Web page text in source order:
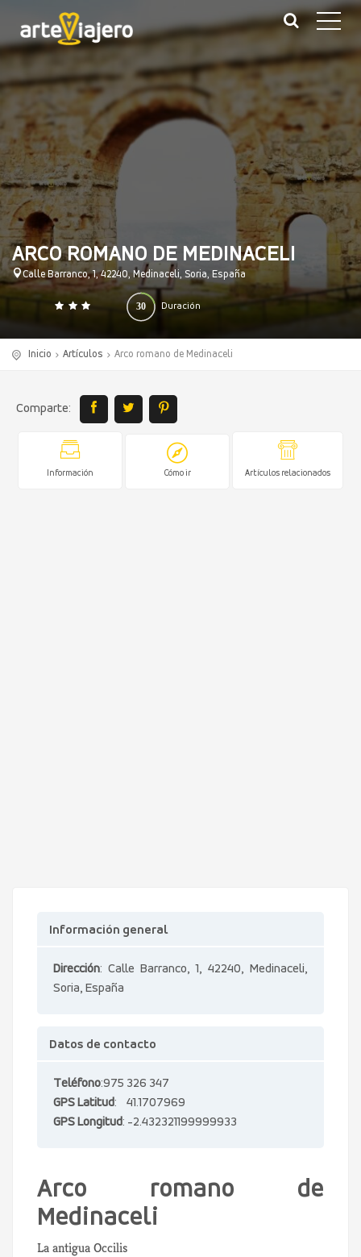
ARCO ROMANO DE MEDINACELI
Calle Barranco, 1, 42240, Medinaceli, Soria, España
Duración
30
0 140
Inicio Artículos Arco romano de Medinaceli
Comparte:
Información Cómo ir Artículos relacionados
Información general
Dirección: Calle Barranco, 1, 42240, Medinaceli,
Soria, España
Datos de contacto
Teléfono:975 326 347
GPS Latitud: 41.1707969
GPS Longitud: -2.432321199999933
Arco romano de
Medinaceli
La antigua Occilis